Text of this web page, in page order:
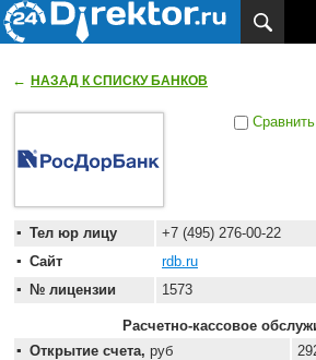
← НАЗАД К СПИСКУ БАНКОВ
Сравнить
Тел юр лицу
+7 (495) 276-00-22
Сайт
rdb.ru
№ лицензии
1573
Расчетно-кассовое
Открытие счета, руб